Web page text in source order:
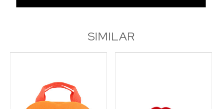
SIMILAR